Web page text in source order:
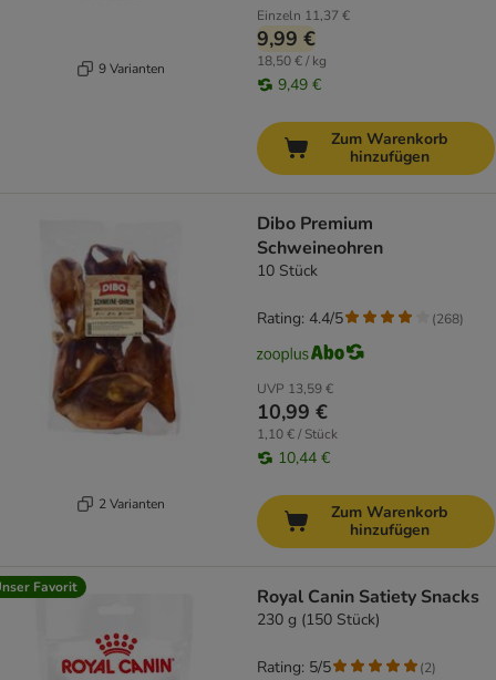
9 Varianten
Einzeln 11,37 €
9,99 €
18,50 € / kg
9,49 €
Zum Warenkorb
hinzufügen
2 Varianten
Dibo Premium
Schweineohren
10 Stück
UVP 13,59 €
10,99 €
1,10 € / Stück
10,44 €
Rating: 4.4/5 (268)
Zum Warenkorb
hinzufügen
Favorit Royal Canin Satiety Snacks
230 g (150 Stück)
Rating: 5/5 (2)